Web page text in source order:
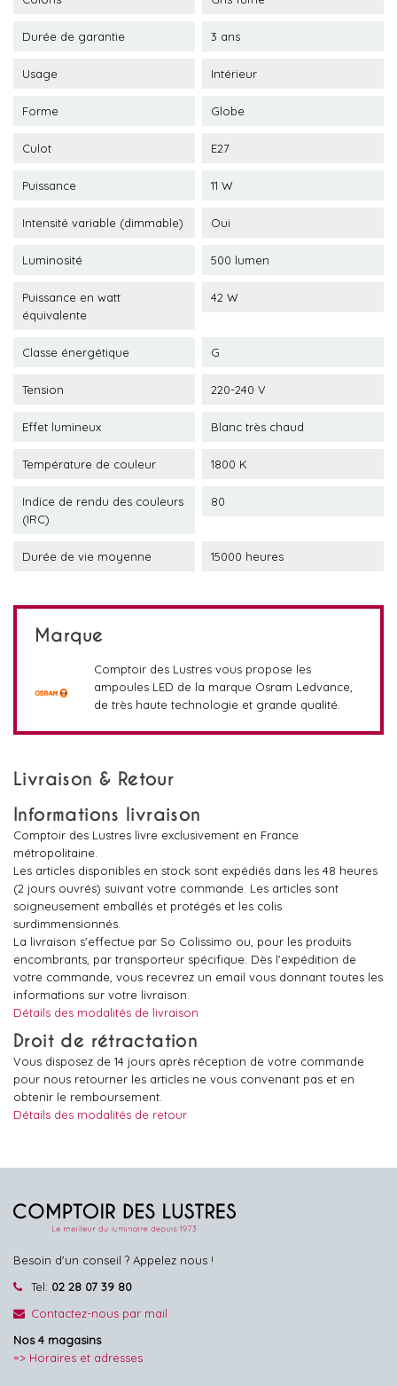
Durée de garantie 3 ans
Usage Intérieur
Forme Globe
Culot E27
Puissance 11 W
Intensité variable (dimmable) Oui
Luminosité 500 lumen
Puissance en watt
équivalente
42 W
Classe énergétique G
Tension 220-240 V
Effet lumineux Blanc très chaud
Température de couleur 1800 K
Indice de rendu des couleurs
(IRC)
80
Durée de vie moyenne 15000 heures
Marque
Comptoir des Lustres vous propose les
ampoules LED de la marque Osram Ledvance,
de très haute technologie et grande qualité.
Livraison & Retour
Informations livraison
Comptoir des Lustres livre exclusivement en France
métropolitaine.
Les articles disponibles en stock sont expédiés dans les 48 heures
(2 jours ouvrés) suivant votre commande. Les articles sont
soigneusement emballés et protégés et les colis
surdimmensionnés.
La livraison s'effectue par So Colissimo ou, pour les produits
encombrants, par transporteur spécifique. Dès l'expédition de
votre commande, vous recevrez un email vous donnant toutes les
informations sur votre livraison.
Détails des modalités de livraison
Droit de rétractation
Vous disposez de 14 jours après réception de votre commande
pour nous retourner les articles ne vous convenant pas et en
obtenir le remboursement.
Détails des modalités de retour
Besoin d'un conseil ? Appelez nous !
Tel: 02 28 07 39 80
Contactez-nous par mail
Nos 4 magasins
=> Horaires et adresses